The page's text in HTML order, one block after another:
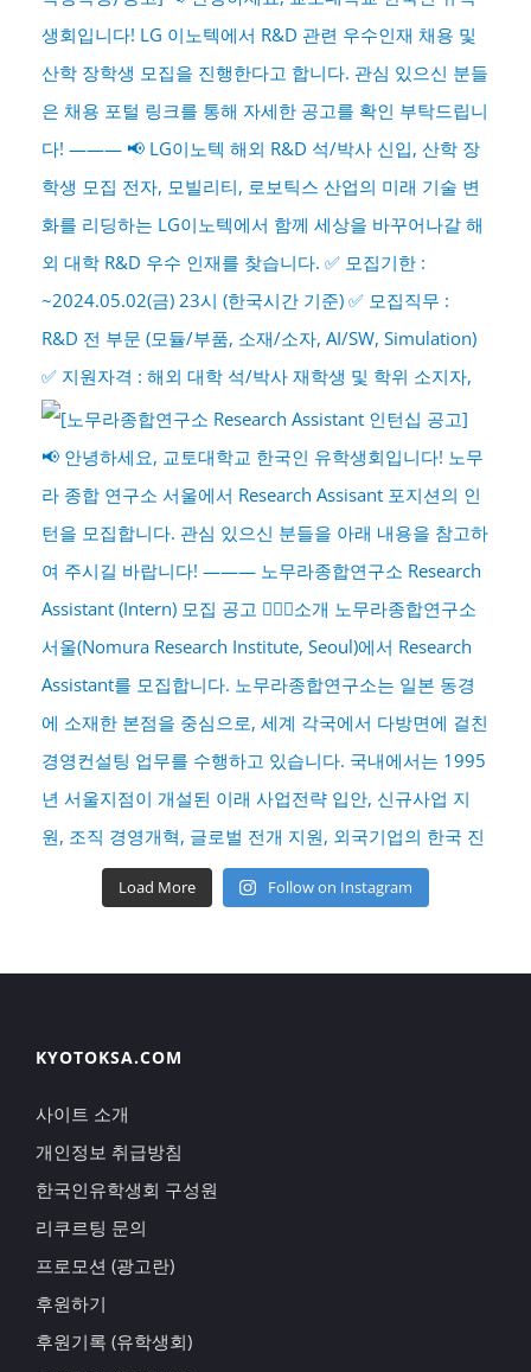
Load More Follow on Instagram
KYOTOKSA.COM
사이트 소개
개인정보 취급방침
한국인유학생회 구성원
리쿠르팅 문의
프로모션 (광고란)
후원하기
후원기록 (유학생회)